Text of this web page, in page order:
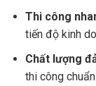
Thi công
tiến độ kinh
Chất lượng
thi công